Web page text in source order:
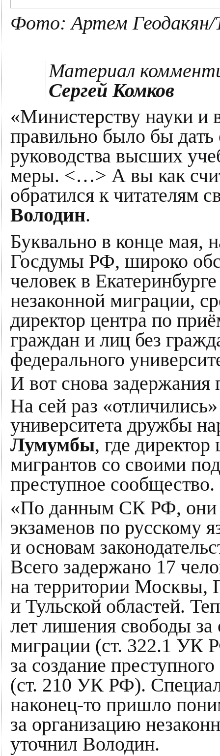
Фото: Артем
Материал
Сергей Комков
«Министерству науки и
правильно было бы дать
руководства высших
меры. <…> А вы как
обратился к читателям
Володин.
Буквально в конце мая,
Госдумы РФ, широко
человек в
незаконной миграции,
директор центра по
граждан и лиц без
федерального
И вот снова
На сей раз
университета дружбы
Лумумбы, где
мигрантов со своими
преступное сообщество.
«По данным СК РФ, они
экзаменов по русскому
и основам
Всего задержано 17
на территории Москвы,
и Тульской областей.
лет лишения свободы за
миграции (ст. 322.1 УК
за создание
(ст. 210 УК РФ).
наконец-то пришло
за организацию
уточнил Володин.